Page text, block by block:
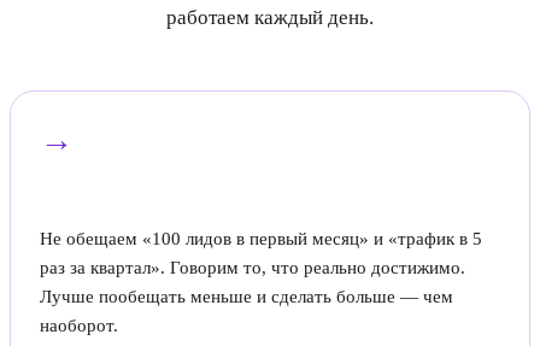
работаем каждый день.
→
Не обещаем «100 лидов в первый месяц» и «трафик в 5
раз за квартал». Говорим то, что реально достижимо.
Лучше пообещать меньше и сделать больше — чем
наоборот.